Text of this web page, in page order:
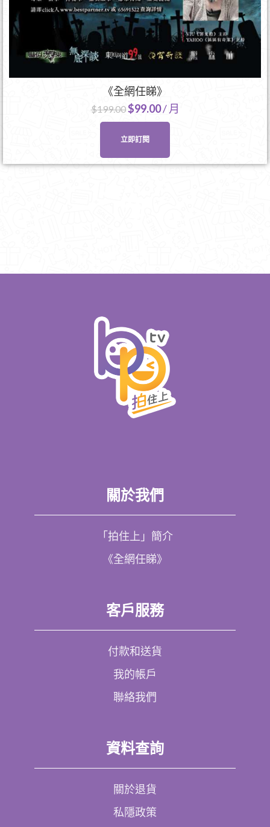
《全網任睇》
$199.00$99.00/ 月
立即訂閱
關於我們
「拍住上」簡介
《全網任睇》
客戶服務
付款和送貨
我的帳戶
聯絡我們
資料查詢
關於退貨
私隱政策